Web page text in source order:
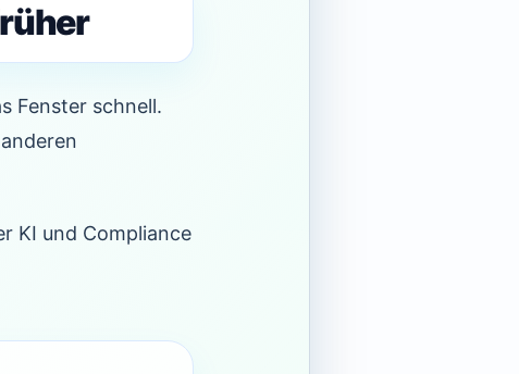
Fenster schnell.
KI und Compliance